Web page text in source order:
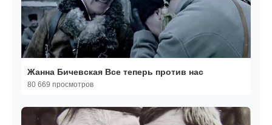
Жанна Бичевская Все теперь против нас
80 669 просмотров